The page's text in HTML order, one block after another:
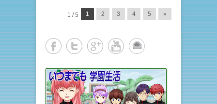
投稿ナビゲーション
1 / 5 1 2 3 4 5 »